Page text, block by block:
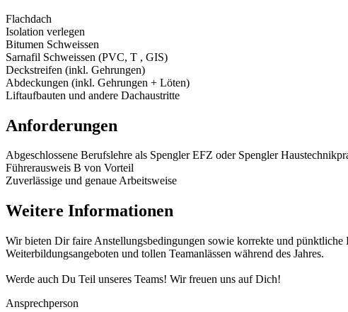
Flachdach
Isolation verlegen
Bitumen Schweissen
Sarnafil Schweissen (PVC, T , GIS)
Deckstreifen (inkl. Gehrungen)
Abdeckungen (inkl. Gehrungen + Löten)
Liftaufbauten und andere Dachaustritte
Anforderungen
Abgeschlossene Berufslehre als Spengler EFZ oder Spengler
Führerausweis B von Vorteil
Zuverlässige und genaue Arbeitsweise
Weitere Informationen
Wir bieten Dir faire Anstellungsbedingungen sowie korrekte und
Weiterbildungsangeboten und tollen Teamanlässen während des Jahres.
Werde auch Du Teil unseres Teams! Wir freuen uns auf Dich!
Ansprechperson